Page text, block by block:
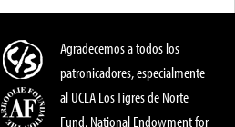
Agradecemos a todos los
patronicadores, especialmente
al UCLA Los Tigres de Norte
Fund, National Endowment for